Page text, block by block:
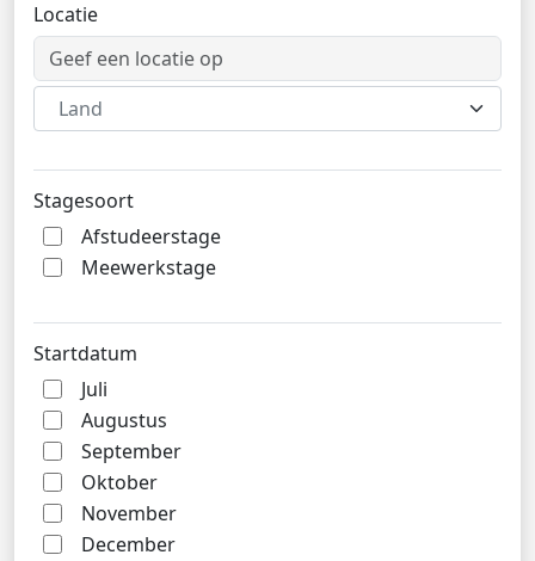
Locatie
Land
Stagesoort
Afstudeerstage
Meewerkstage
Startdatum
Juli
Augustus
September
Oktober
November
December